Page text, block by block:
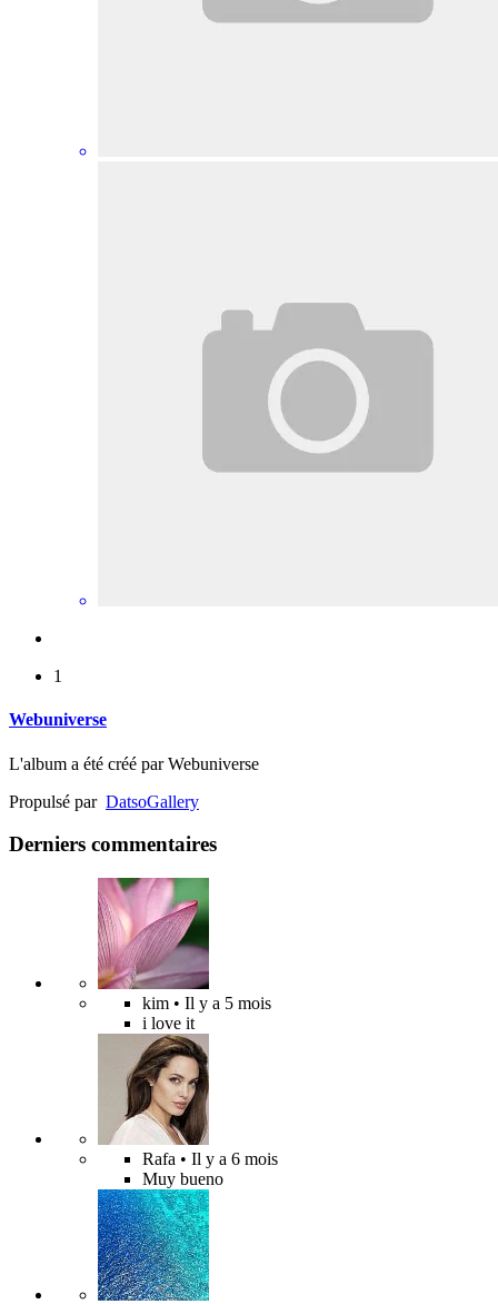
1
Webuniverse
L'album a été créé par Webuniverse
Propulsé par DatsoGallery
Derniers commentaires
kim • Il y a 5 mois
i love it
Rafa • Il y a 6 mois
Muy bueno